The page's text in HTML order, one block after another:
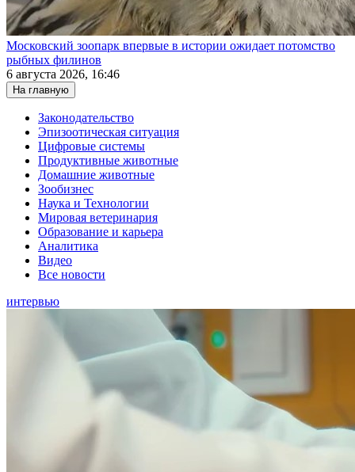
Московский зоопарк впервые в истории ожидает потомство
рыбных филинов
6 августа 2026, 16:46
На главную
Законодательство
Эпизоотическая ситуация
Цифровые системы
Продуктивные животные
Домашние животные
Зообизнес
Наука и Технологии
Мировая ветеринария
Образование и карьера
Аналитика
Видео
Все новости
интервью